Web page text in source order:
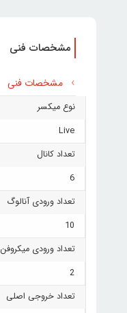
مشخصات فنی
مشخصات فنی
نوع میکسر
Live
تعداد کانال
6
تعداد ورودی آنالوگ
10
تعداد ورودی میکروفن
2
تعداد خروجی اصلی